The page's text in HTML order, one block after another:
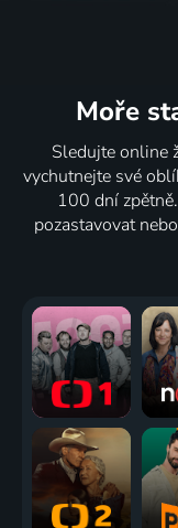
Moře
Sledujte online
vychutnejte své
100 dní
pozastavovat